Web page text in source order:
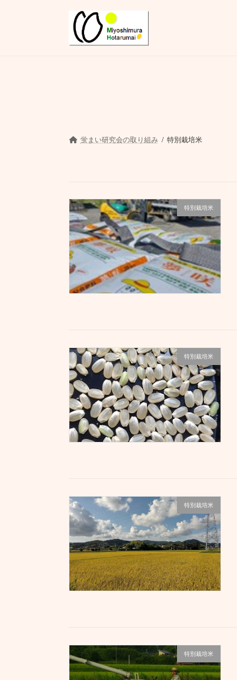
蛍まい研究会の取り組み 特別栽培米
特別栽培米
特別栽培米
特別栽培米
特別栽培米